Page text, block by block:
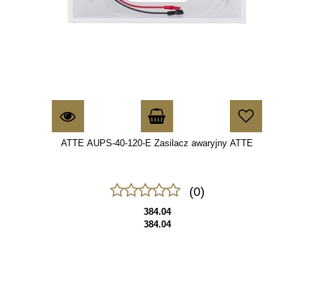
ATTE AUPS-40-120-E Zasilacz awaryjny ATTE
(0)
384.04
384.04